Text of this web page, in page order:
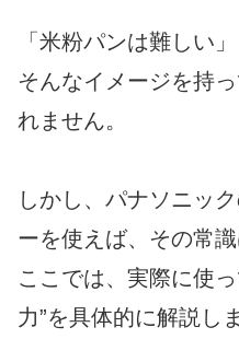
「米粉パンは難しい
そんなイメージを持
れません。
しかし、パナソニッ
ーを使えば、その常
ここでは、実際に使
力”を具体的に解説し